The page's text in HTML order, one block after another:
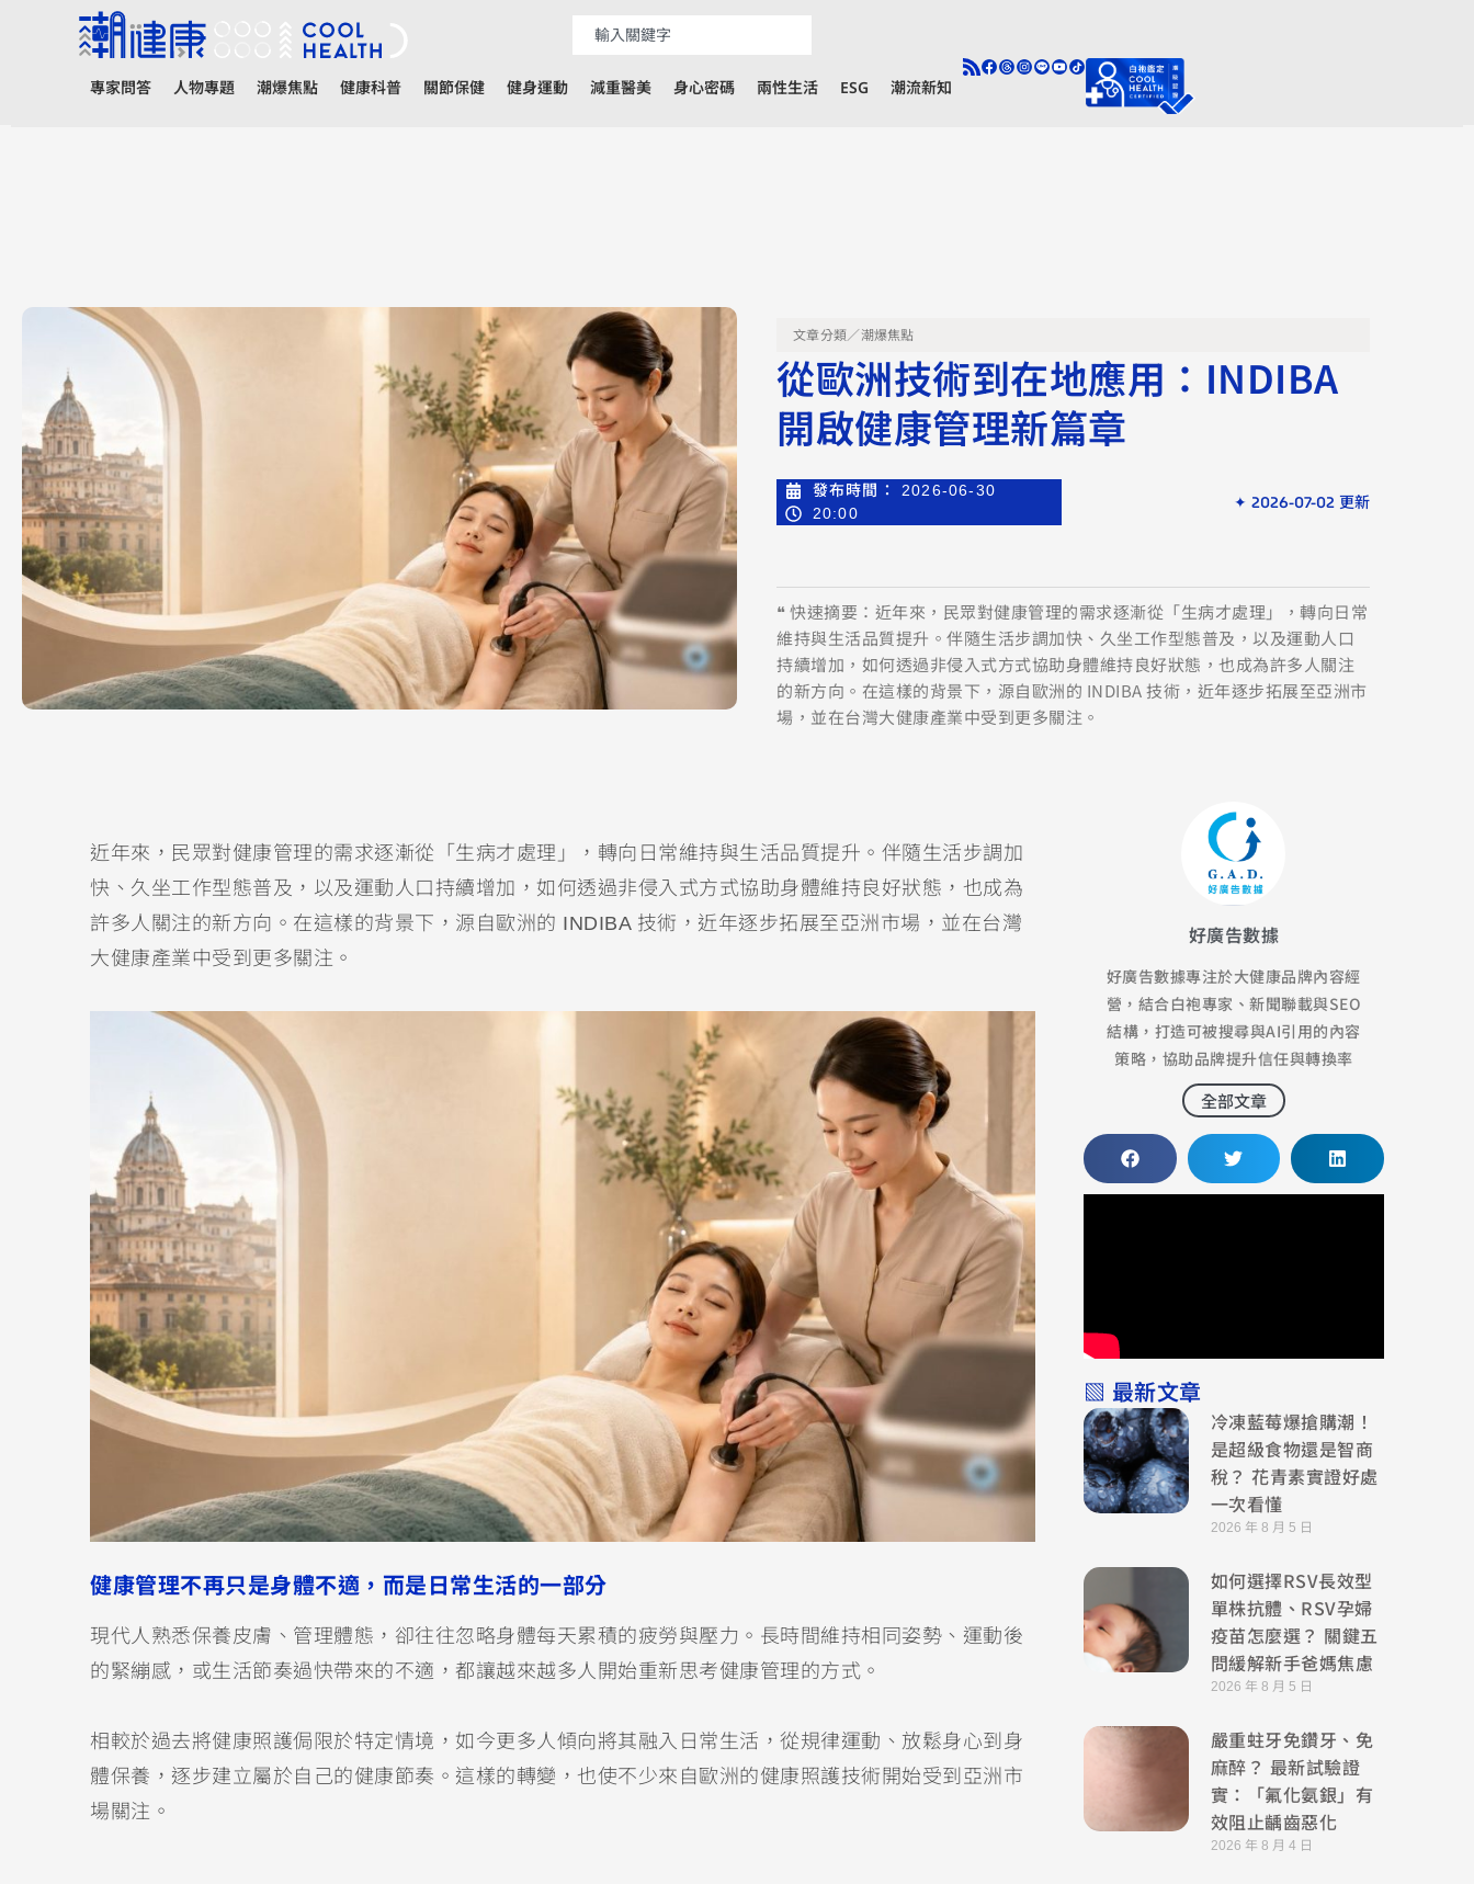
專家問答 人物專題 潮爆焦點 健康科普 關節保健 健身運動 減重醫美 身心密碼 兩性生活 ESG 潮流新知
文章分類／潮爆焦點
從歐洲技術到在地應用：INDIBA
開啟健康管理新篇章
發布時間：
2026-06-30
20:00
✦ 2026-07-02 更新
❝ 快速摘要：近年來，民眾對健康管理的需求逐漸從「生病才處理」，轉向日常
維持與生活品質提升。伴隨生活步調加快、久坐工作型態普及，以及運動人口
持續增加，如何透過非侵入式方式協助身體維持良好狀態，也成為許多人關注
的新方向。在這樣的背景下，源自歐洲的 INDIBA 技術，近年逐步拓展至亞洲市
場，並在台灣大健康產業中受到更多關注。
近年來，民眾對健康管理的需求逐漸從「生病才處理」，轉向日常維持與生活品質提升。伴隨生活步調加
快、久坐工作型態普及，以及運動人口持續增加，如何透過非侵入式方式協助身體維持良好狀態，也成為
許多人關注的新方向。在這樣的背景下，源自歐洲的 INDIBA 技術，近年逐步拓展至亞洲市場，並在台灣
大健康產業中受到更多關注。
健康管理不再只是身體不適，而是日常生活的一部分
現代人熟悉保養皮膚、管理體態，卻往往忽略身體每天累積的疲勞與壓力。長時間維持相同姿勢、運動後
的緊繃感，或生活節奏過快帶來的不適，都讓越來越多人開始重新思考健康管理的方式。
相較於過去將健康照護侷限於特定情境，如今更多人傾向將其融入日常生活，從規律運動、放鬆身心到身
體保養，逐步建立屬於自己的健康節奏。這樣的轉變，也使不少來自歐洲的健康照護技術開始受到亞洲市
場關注。
好廣告數據
好廣告數據專注於大健康品牌內容經
營，結合白袍專家、新聞聯載與SEO
結構，打造可被搜尋與AI引用的內容
策略，協助品牌提升信任與轉換率
全部文章
▧ 最新文章
冷凍藍莓爆搶購潮！
是超級食物還是智商
稅？ 花青素實證好處
一次看懂
2026 年 8 月 5 日
如何選擇RSV長效型
單株抗體、RSV孕婦
疫苗怎麼選？ 關鍵五
問緩解新手爸媽焦慮
2026 年 8 月 5 日
嚴重蛀牙免鑽牙、免
麻醉？ 最新試驗證
實：「氟化氨銀」有
效阻止齲齒惡化
2026 年 8 月 4 日